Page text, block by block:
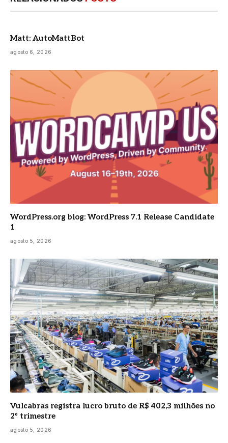
Matt: AutoMattBot
agosto 6, 2026
WordPress.org blog: WordPress 7.1 Release Candidate
1
agosto 5, 2026
Vulcabras registra lucro bruto de R$ 402,3 milhões no
2º trimestre
agosto 5, 2026